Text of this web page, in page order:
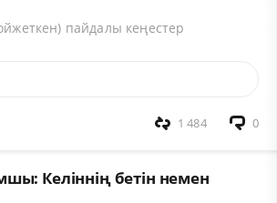
пайдалы кеңестер
0
1 484
Келіннің бетін немен